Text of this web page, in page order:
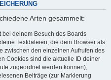
Arten gesammelt:
bei deinem Besuch des Boards
Textdateien, die dein Browser als
zwischen den einzelnen Aufrufen des
Cookies sind die aktuelle ID deiner
zugeordnet werden können),
Beiträge (zur Markierung